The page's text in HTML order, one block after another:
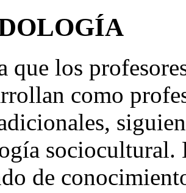
que los
como
sociocultural.
de